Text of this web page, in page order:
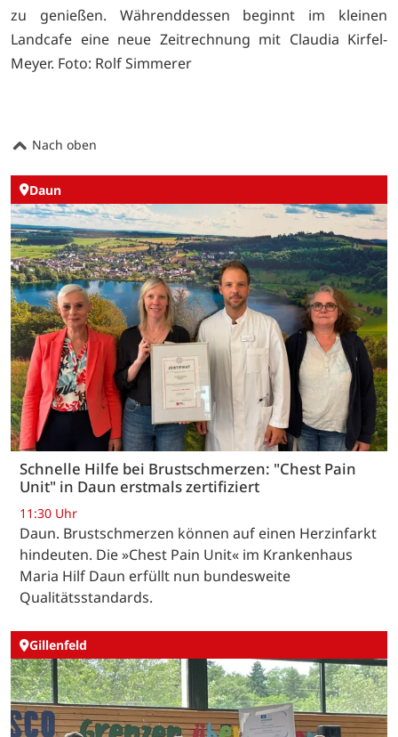
zu genießen. Währenddessen beginnt im kleinen
Landcafe eine neue Zeitrechnung mit Claudia Kirfel-
Meyer. Foto: Rolf Simmerer
Nach oben
Daun
Schnelle Hilfe bei Brustschmerzen: "Chest Pain
Unit" in Daun erstmals zertifiziert
11:30 Uhr
Daun. Brustschmerzen können auf einen Herzinfarkt
hindeuten. Die »Chest Pain Unit« im Krankenhaus
Maria Hilf Daun erfüllt nun bundesweite
Qualitätsstandards.
Gillenfeld